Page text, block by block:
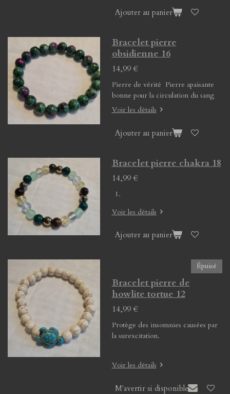
Ajouter au panier
Bracelet pierre
obsidienne 16
14,99 €
Pierre de vérité Pierre apaisante
bonne pour la circulation du sang
Voir les détails
Ajouter au panier
Bracelet pierre chakra 18
14,99 €
Voir les détails
Ajouter au panier
Épuisé
Bracelet pierre de
howlite tortue 12
14,99 €
Protège des insomnies causées par
la surexcitation.
Voir les détails
M'avertir si disponible